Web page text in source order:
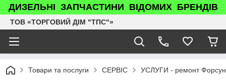
ДИЗЕЛЬНІ ЗАПЧАСТИНИ ВІДОМИХ БРЕНДІВ
ТОВ «ТОРГОВИЙ ДІМ "ТПС"»
Товари та послуги СЕРВІС УСЛУГИ - ремонт